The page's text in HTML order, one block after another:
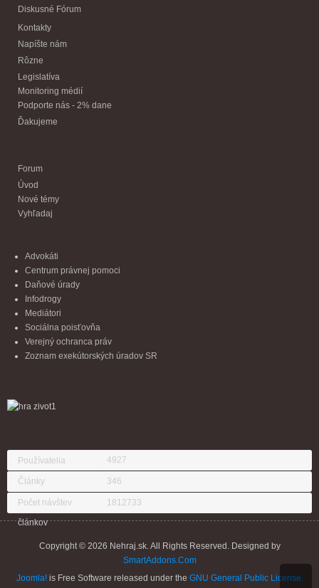
Diskusné Fórum
Kontakty
Napíšte nám
Rôzne
Legislatíva
Monitoring médií
Podporte nás - 2% dane
Ďakujeme
Forum
Úvod
Nové témy
Vyhľadaj
Advokáti
Centrum právnej pomoci
Daňové úrady
Infodrogy
Mediátori
Sociálna poisťovňa
Verejný ochranca práv
Zoznam exekútorských úradov SR
Používatelia 4927
Články 346
Počet návštev
článkov
1812733
Copyright © 2026 Nehraj.sk. All Rights Reserved. Designed by
SmartAddons.Com
Joomla!is Free Software released under the GNU General Public License.